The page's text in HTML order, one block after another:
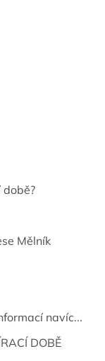
Mělník
navíc...
DOBĚ